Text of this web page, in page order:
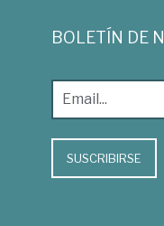
BOLETÍN DE
SUSCRIBIRSE